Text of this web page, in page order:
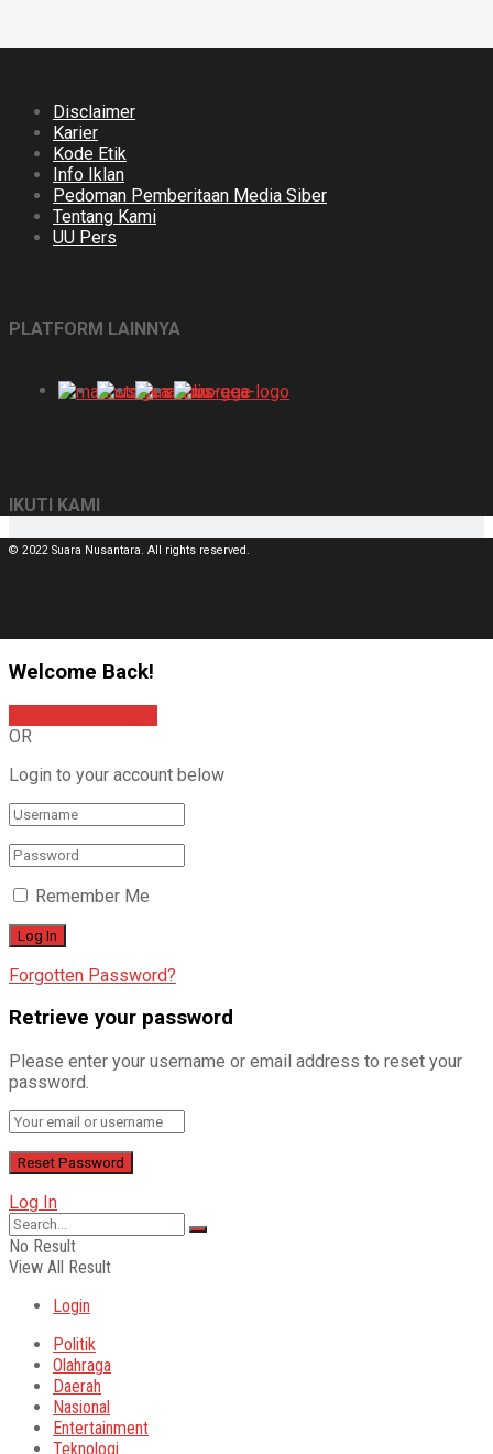
Disclaimer
Karier
Kode Etik
Info Iklan
Pedoman Pemberitaan Media Siber
Tentang Kami
UU Pers
PLATFORM LAINNYA
IKUTI KAMI
© 2022 Suara Nusantara. All rights reserved.
Welcome Back!
OR
Login to your account below
Remember Me
Forgotten Password?
Retrieve your password
Please enter your username or email address to reset your
password.
Log In
No Result
View All Result
Login
Politik
Olahraga
Daerah
Nasional
Entertainment
Teknologi